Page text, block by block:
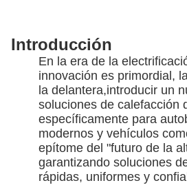
Introducción
En la era de la
innovación es primordial,
la delantera,introducir un
soluciones de calefacción
específicamente para
modernos y vehículos
epítome del "futuro de la
garantizando soluciones
rápidas, uniformes y